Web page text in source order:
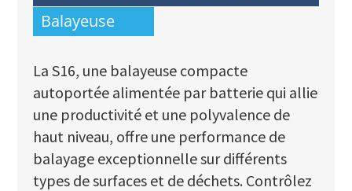
Balayeuse
La S16, une balayeuse compacte
autoportée alimentée par batterie qui allie
une productivité et une polyvalence de
haut niveau, offre une performance de
balayage exceptionnelle sur différents
types de surfaces et de déchets. Contrôlez